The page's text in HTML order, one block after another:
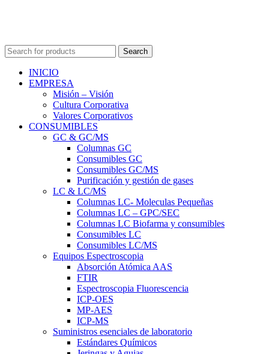
Search
INICIO
EMPRESA
Misión – Visión
Cultura Corporativa
Valores Corporativos
CONSUMIBLES
GC & GC/MS
Columnas GC
Consumibles GC
Consumibles GC/MS
Purificación y gestión de gases
LC & LC/MS
Columnas LC- Moleculas Pequeñas
Columnas LC – GPC/SEC
Columnas LC Biofarma y consumibles
Consumibles LC
Consumibles LC/MS
Equipos Espectroscopia
Absorción Atómica AAS
FTIR
Espectroscopia Fluorescencia
ICP-OES
MP-AES
ICP-MS
Suministros esenciales de laboratorio
Estándares Químicos